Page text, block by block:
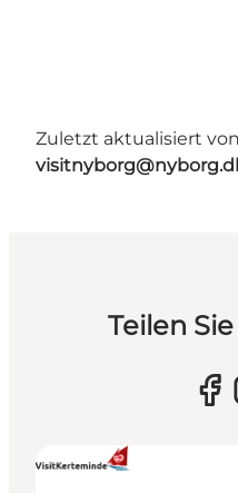
Zuletzt aktualisiert
Teilen